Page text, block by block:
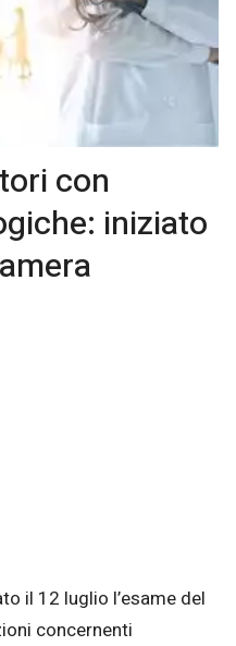
con
iniziato
il 12 luglio l’esame del
concernenti